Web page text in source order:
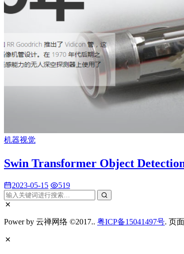
机器视觉
Swin Transformer Object
2023-05-15 519
Power by 云禅网络 ©2017.. 粤ICP备15041497号. 页